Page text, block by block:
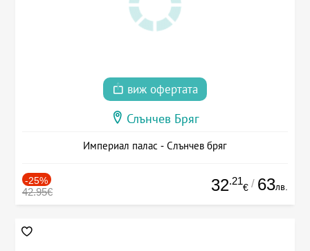
виж офертата
Слънчев Бряг
Империал палас - Слънчев бряг
-25%
42.95€ 32.21
€ / 63лв.